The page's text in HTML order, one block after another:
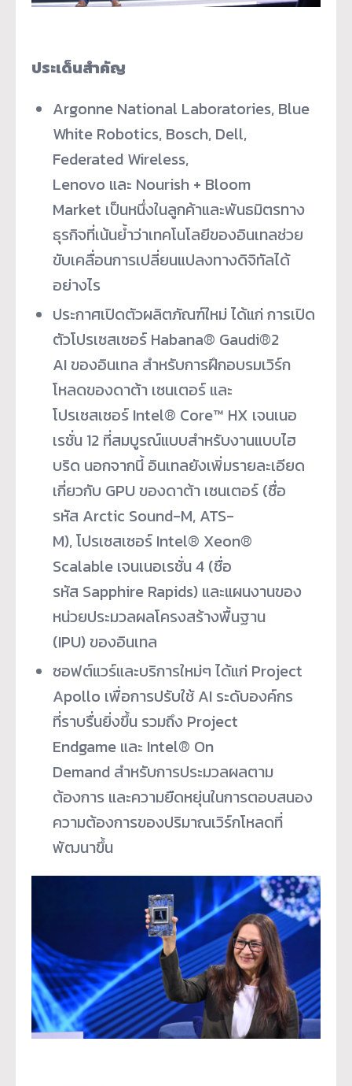
ประเด็นสำคัญ
Argonne National Laboratories, Blue
White Robotics, Bosch, Dell,
Federated Wireless,
Lenovo และ Nourish + Bloom
Market เป็นหนึ่งในลูกค้าและพันธมิตรทาง
ธุรกิจที่เน้นย้ำว่าเทคโนโลยีของอินเทลช่วย
ขับเคลื่อนการเปลี่ยนแปลงทางดิจิทัลได้
อย่างไร
ประกาศเปิดตัวผลิตภัณฑ์ใหม่ ได้แก่ การเปิด
ตัวโปรเซสเซอร์ Habana® Gaudi®2
AI ของอินเทล สำหรับการฝึกอบรมเวิร์ก
โหลดของดาต้า เซนเตอร์ และ
โปรเซสเซอร์ Intel® Core™ HX เจนเนอ
เรชั่น 12 ที่สมบูรณ์แบบสำหรับงานแบบไฮ
บริด นอกจากนี้ อินเทลยังเพิ่มรายละเอียด
เกี่ยวกับ GPU ของดาต้า เซนเตอร์ (ชื่อ
รหัส Arctic Sound-M, ATS-
M), โปรเซสเซอร์ Intel® Xeon®
Scalable เจนเนอเรชั่น 4 (ชื่อ
รหัส Sapphire Rapids) และแผนงานของ
หน่วยประมวลผลโครงสร้างพื้นฐาน
(IPU) ของอินเทล
ซอฟต์แวร์และบริการใหม่ๆ ได้แก่ Project
Apollo เพื่อการปรับใช้ AI ระดับองค์กร
ที่ราบรื่นยิ่งขึ้น รวมถึง Project
Endgame และ Intel® On
Demand สำหรับการประมวลผลตาม
ต้องการ และความยืดหยุ่นในการตอบสนอง
ความต้องการของปริมาณเวิร์กโหลดที่
พัฒนาขึ้น